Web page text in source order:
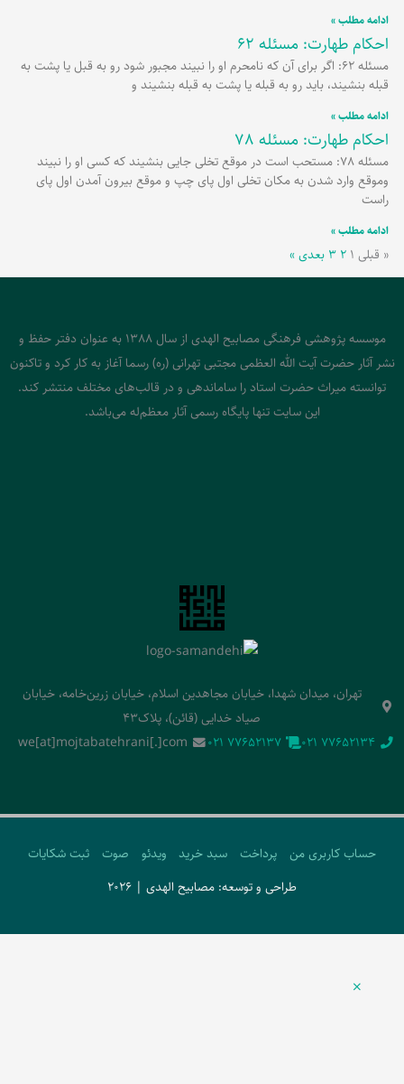
ادامه مطلب »
احکام طهارت: مسئله 62
مسئله 62: اگر برای آن که نامحرم او را نبیند مجبور شود رو به قبل یا پشت به
قبله بنشیند، باید رو به قبله یا پشت به قبله بنشیند و
ادامه مطلب »
احکام طهارت: مسئله 78
مسئله 78: مستحب است در موقع تخلی جایی بنشیند که کسی او را نبیند
وموقع وارد شدن به مکان تخلی اول پای چپ و موقع بیرون آمدن اول پای
راست
ادامه مطلب »
« قبلی ۱ ۲ ۳ بعدی »
موسسه پژوهشی فرهنگی مصابیح الهدی از سال 1388 به عنوان دفتر حفظ و
نشر آثار حضرت آیت الله العظمی مجتبی تهرانی (ره) رسما آغاز به کار کرد و تاکنون
توانسته میراث حضرت استاد را ساماندهی و در قالب‌های مختلف منتشر کند.
این سایت تنها پایگاه رسمی آثار معظم‌له می‌باشد.
تهران، میدان شهدا، خیابان مجاهدین اسلام، خیابان زرین‌خامه، خیابان
صیاد خدایی (قائن)، پلاک43
‭021 77652134‬
‭021 77652137‬
we[at]mojtabatehrani[.]com
حساب کاربری من پرداخت سبد خرید ویدئو صوت
ثبت شکایات
طراحی و توسعه: مصابیح الهدی | 2026